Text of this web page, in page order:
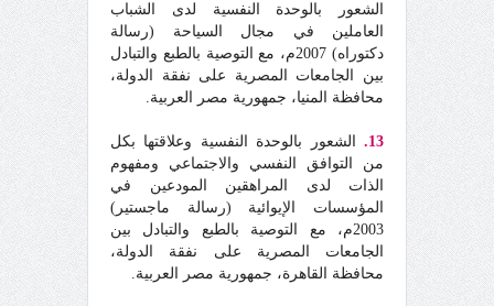
الشعور بالوحدة النفسية لدى الشباب
العاملين في مجال السياحة (رسالة
دكتوراه) 2007م، مع التوصية بالطبع والتبادل
بين الجامعات المصرية على نفقة الدولة،
محافظة المنيا، جمهورية مصر العربية.
13.
الشعور بالوحدة النفسية وعلاقتها بكل
من التوافق النفسي والاجتماعي ومفهوم
الذات لدى المراهقين المودعين في
المؤسسات الإيوائية (رسالة ماجستير)
2003م، مع التوصية بالطبع والتبادل بين
الجامعات المصرية على نفقة الدولة،
محافظة القاهرة، جمهورية مصر العربية.